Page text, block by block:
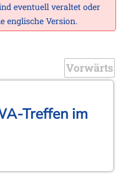
eventuell veraltet oder
englische Version.
Vorwärts
Treffen im